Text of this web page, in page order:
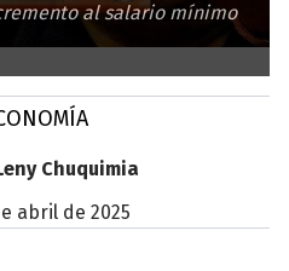
al salario mínimo
Chuquimia
abril de 2025